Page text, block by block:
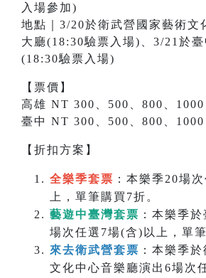
入場參加)
地點｜3/20於衛武營國家藝術文
大廳(18:30驗票入場)、3/21於
(18:30驗票入場)
【票價】
高雄 NT 300、500、800、
臺中 NT 300、500、800、1000
【折扣方案】
全樂季套票 ：本樂季20場
上，單筆購買7折。
藝遊中臺灣套票 ：本樂季
場次任選7場(含)以上，單筆
來去衛武營套票 ：本樂季
文化中心音樂廳演出6場次